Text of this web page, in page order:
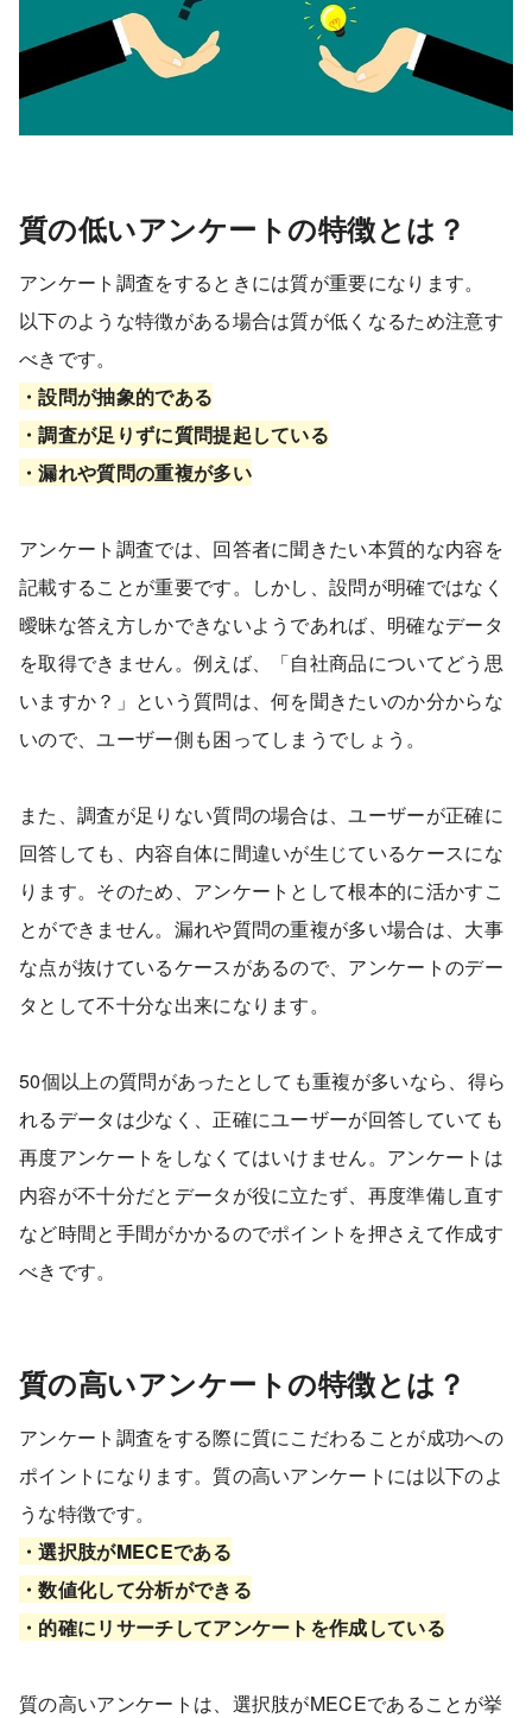
質の低いアンケートの特徴とは？
アンケート調査をするときには質が重要になります。
以下のような特徴がある場合は質が低くなるため注意す
べきです。
・設問が抽象的である
・調査が足りずに質問提起している
・漏れや質問の重複が多い
アンケート調査では、回答者に聞きたい本質的な内容を
記載することが重要です。しかし、設問が明確ではなく
曖昧な答え方しかできないようであれば、明確なデータ
を取得できません。例えば、「自社商品についてどう思
いますか？」という質問は、何を聞きたいのか分からな
いので、ユーザー側も困ってしまうでしょう。
また、調査が足りない質問の場合は、ユーザーが正確に
回答しても、内容自体に間違いが生じているケースにな
ります。そのため、アンケートとして根本的に活かすこ
とができません。漏れや質問の重複が多い場合は、大事
な点が抜けているケースがあるので、アンケートのデー
タとして不十分な出来になります。
50個以上の質問があったとしても重複が多いなら、得ら
れるデータは少なく、正確にユーザーが回答していても
再度アンケートをしなくてはいけません。アンケートは
内容が不十分だとデータが役に立たず、再度準備し直す
など時間と手間がかかるのでポイントを押さえて作成す
べきです。
質の高いアンケートの特徴とは？
アンケート調査をする際に質にこだわることが成功への
ポイントになります。質の高いアンケートには以下のよ
うな特徴です。
・選択肢がMECEである
・数値化して分析ができる
・的確にリサーチしてアンケートを作成している
質の高いアンケートは、選択肢がMECEであることが挙